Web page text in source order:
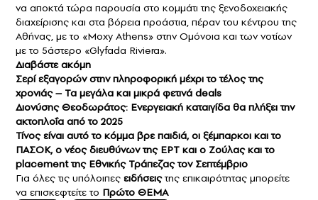
να αποκτά τώρα παρουσία στο κομμάτι της ξενοδοχειακής
διαχείρισης και στα βόρεια προάστια, πέραν του κέντρου της
Αθήνας, με το «Moxy Athens» στην Ομόνοια και των νοτίων
με το 5άστερο «Glyfada Riviera».
Διαβάστε ακόμη
Σερί εξαγορών στην πληροφορική μέχρι το τέλος της
χρονιάς – Τα μεγάλα και μικρά φετινά deals
Διονύσης Θεοδωράτος: Ενεργειακή καταιγίδα θα πλήξει την
ακτοπλοΐα από το 2025
Τίνος είναι αυτό το κόμμα βρε παιδιά, οι ξέμπαρκοι και το
ΠΑΣΟΚ, ο νέος διευθύνων της ΕΡΤ και ο Ζούλας και το
placement της Εθνικής Τράπεζας τον Σεπτέμβριο
Για όλες τις υπόλοιπες ειδήσεις της επικαιρότητας μπορείτε
να επισκεφτείτε το Πρώτο ΘΕΜΑ